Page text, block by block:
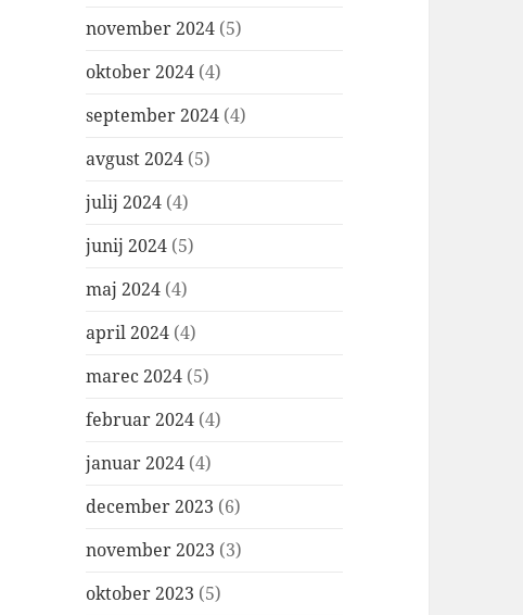
november 2024 (5)
oktober 2024 (4)
september 2024 (4)
avgust 2024 (5)
julij 2024 (4)
junij 2024 (5)
maj 2024 (4)
april 2024 (4)
marec 2024 (5)
februar 2024 (4)
januar 2024 (4)
december 2023 (6)
november 2023 (3)
oktober 2023 (5)